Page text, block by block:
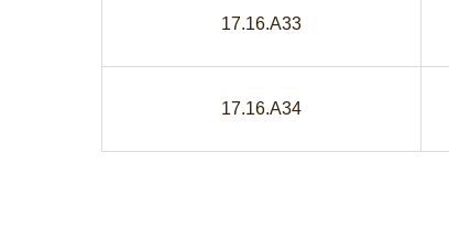
17.16.A33
17.16.A34